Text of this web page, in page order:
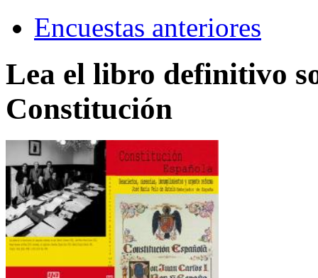
Encuestas anteriores
Lea el libro definitivo
Constitución